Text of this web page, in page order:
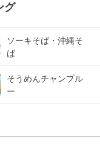
グ
ソーキそば・沖縄そ
ば
そうめんチャンプル
ー